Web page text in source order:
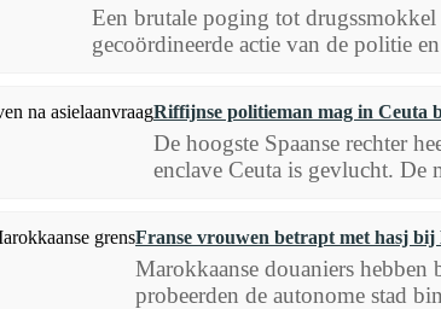
Een brutale poging tot
gecoördineerde actie van de politie
Riffijnse politieman mag in Ceuta
De hoogste Spaanse rechter
enclave Ceuta is gevlucht. De
Franse vrouwen betrapt met hasj bij
Marokkaanse douaniers hebben
probeerden de autonome stad